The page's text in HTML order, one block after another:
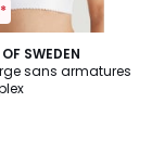
SWEDEN
sans armatures